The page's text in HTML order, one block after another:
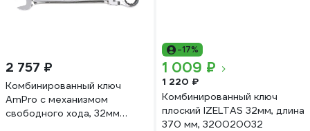
2 757 ₽
Комбинированный ключ
AmPro с механизмом
свободного хода, 32мм
-17%
1 009 ₽
1 220 ₽
Комбинированный ключ
плоский IZELTAS 32мм, длина
370 мм, 320020032